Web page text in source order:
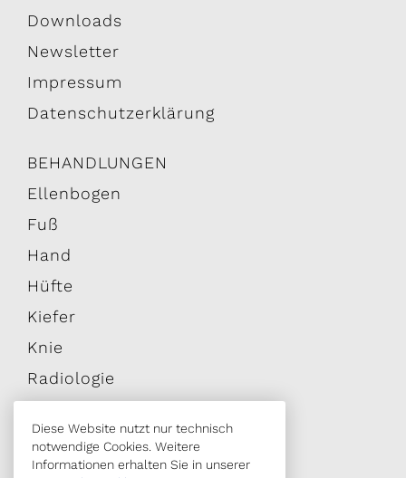
Downloads
Newsletter
Impressum
Datenschutzerklärung
BEHANDLUNGEN
Ellenbogen
Fuß
Hand
Hüfte
Kiefer
Knie
Radiologie
Wirbelsäule
Zahn
Diese Website nutzt nur technisch
notwendige Cookies. Weitere
Informationen erhalten Sie in unserer